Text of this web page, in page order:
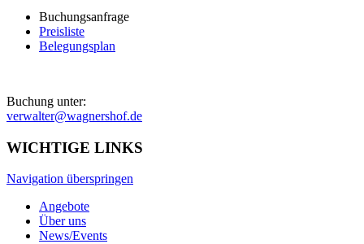
Buchungsanfrage
Preisliste
Belegungsplan
Buchung unter:
verwalter@wagnershof.de
WICHTIGE LINKS
Navigation überspringen
Angebote
Über uns
News/Events